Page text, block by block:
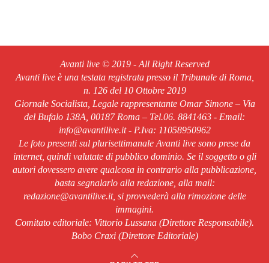
Avanti live © 2019 - All Right Reserved
Avanti live è una testata registrata presso il Tribunale di Roma,
n. 126 del 10 Ottobre 2019
Giornale Socialista, Legale rappresentante Omar Simone – Via
del Bufalo 138A, 00187 Roma – Tel.06. 8841463 - Email:
info@avantilive.it - P.Iva: 11058950962
Le foto presenti sul plurisettimanale Avanti live sono prese da
internet, quindi valutate di pubblico dominio. Se il soggetto o gli
autori dovessero avere qualcosa in contrario alla pubblicazione,
basta segnalarlo alla redazione, alla mail:
redazione@avantilive.it, si provvederà alla rimozione delle
immagini.
Comitato editoriale: Vittorio Lussana (Direttore Responsabile).
Bobo Craxi (Direttore Editoriale)